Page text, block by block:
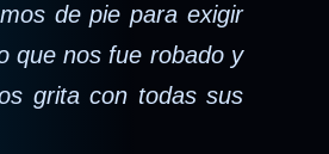
de pie para exigir
que nos fue robado y
grita con todas sus